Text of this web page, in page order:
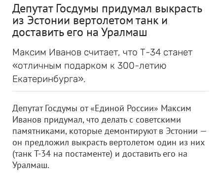
Депутат Госдумы придумал выкрасть
из Эстонии вертолетом танк и
доставить его на Уралмаш
Максим Иванов считает, что Т-34 станет
«отличным подарком к 300-летию
Екатеринбурга».
Депутат Госдумы от «Единой России» Максим
Иванов придумал, что делать с советскими
памятниками, которые демонтируют в Эстонии —
он предложил выкрасть вертолетом один из них
(танк Т-34 на постаменте) и доставить его на
Уралмаш.